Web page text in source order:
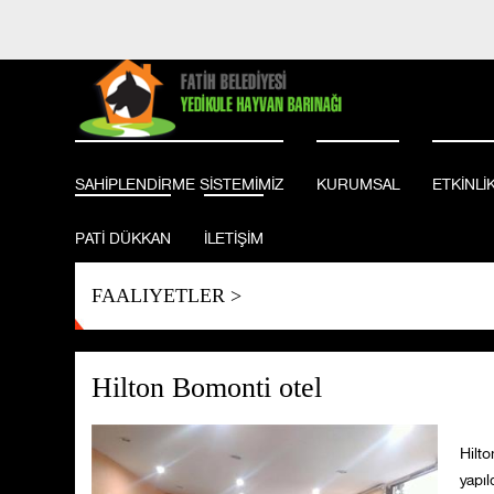
SAHİPLENDİRME SİSTEMİMİZ KURUMSAL
PATİ DÜKKAN İLETİŞİM
FAALIYETLER>
Hilton Bomonti otel